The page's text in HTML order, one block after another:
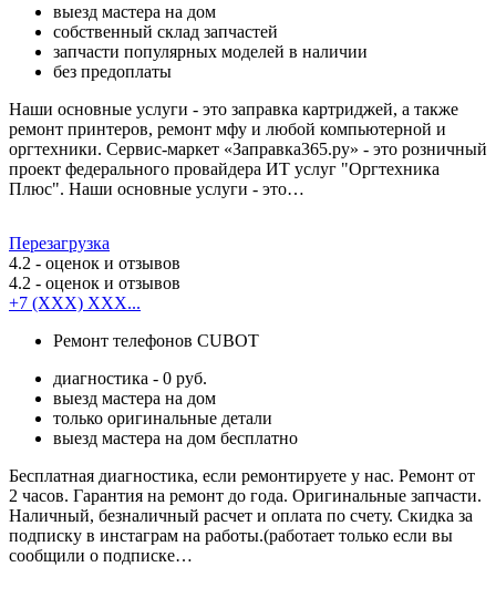
выезд мастера на дом
собственный склад запчастей
запчасти популярных моделей в наличии
без предоплаты
Наши основные услуги - это заправка картриджей, а также
ремонт принтеров, ремонт мфу и любой компьютерной и
оргтехники. Сервис-маркет «Заправка365.ру» - это розничный
проект федерального провайдера ИТ услуг "Оргтехника
Плюс". Наши основные услуги - это…
Перезагрузка
4.2 - оценок и отзывов
4.2 - оценок и отзывов
+7 (XXX) XXX...
Ремонт телефонов CUBOT
диагностика - 0 руб.
выезд мастера на дом
только оригинальные детали
выезд мастера на дом бесплатно
Бесплатная диагностика, если ремонтируете у нас. Ремонт от
2 часов. Гарантия на ремонт до года. Оригинальные запчасти.
Наличный, безналичный расчет и оплата по счету. Скидка за
подписку в инстаграм на работы.(работает только если вы
сообщили о подписке…